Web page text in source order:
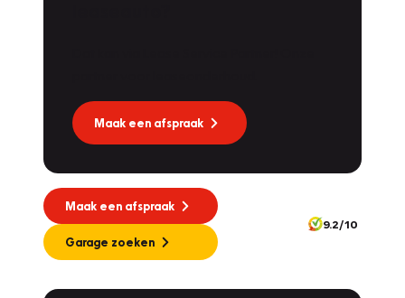
Maak een afspraak
Maak een afspraak
Garage zoeken
9.2/10